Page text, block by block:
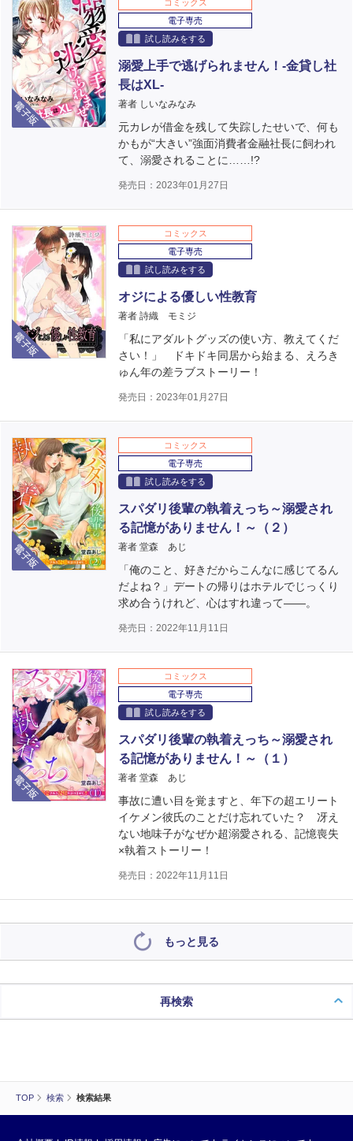
TOP 検索 検索結果
電子版
コミックス
電子専売
試し読みをする
溺愛上手で逃げられません！‐金貸し社
長はXL‐
著者 しいなみなみ
元カレが借金を残して失踪したせいで、何も
かもが“大きい”強面消費者金融社長に飼われ
て、溺愛されることに……!?
発売日：2023年01月27日
電子版
コミックス
電子専売
試し読みをする
オジによる優しい性教育
著者 詩織 モミジ
「私にアダルトグッズの使い方、教えてくだ
さい！」 ドキドキ同居から始まる、えろき
ゅん年の差ラブストーリー！
発売日：2023年01月27日
電子版
コミックス
電子専売
試し読みをする
スパダリ後輩の執着えっち～溺愛され
る記憶がありません！～（２）
著者 堂森 あじ
「俺のこと、好きだからこんなに感じてるん
だよね？」デートの帰りはホテルでじっくり
求め合うけれど、心はすれ違って――。
発売日：2022年11月11日
電子版
コミックス
電子専売
試し読みをする
スパダリ後輩の執着えっち～溺愛され
る記憶がありません！～（１）
著者 堂森 あじ
事故に遭い目を覚ますと、年下の超エリート
イケメン彼氏のことだけ忘れていた？ 冴え
ない地味子がなぜか超溺愛される、記憶喪失
×執着ストーリー！
発売日：2022年11月11日
もっと見る
再検索